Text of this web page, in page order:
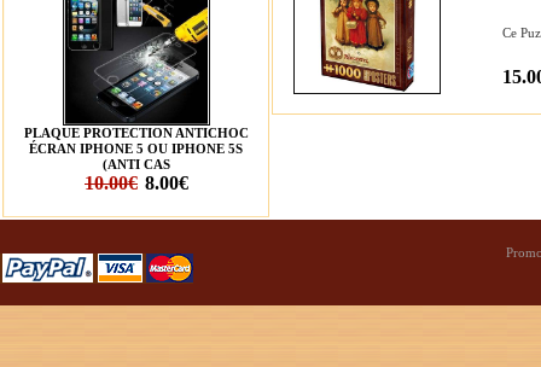
PLAQUE PROTECTION ANTICHOC
ÉCRAN IPHONE 5 OU IPHONE 5S
(ANTI CAS
10.00€ 8.00€
Ce